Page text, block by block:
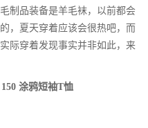
制品装备是羊毛袜，以前都会
，夏天穿着应该会很热吧，而
际穿着发现事实并非如此，来
涂鸦短袖T恤